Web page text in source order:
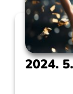
2024.